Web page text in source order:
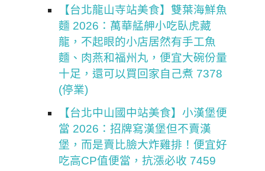
【台北龍山寺站美食】雙葉海鮮魚
麵 2026：萬華艋舺小吃臥虎藏
龍，不起眼的小店居然有手工魚
麵、肉燕和福州丸，便宜大碗份量
十足，還可以買回家自己煮 7378
(停業)
【台北中山國中站美食】小漢堡便
當 2026：招牌寫漢堡但不賣漢
堡，而是賣比臉大炸雞排！便宜好
吃高CP值便當，抗漲必收 7459